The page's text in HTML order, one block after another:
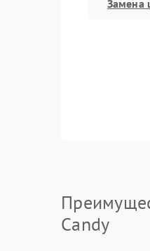
Замена
Candy